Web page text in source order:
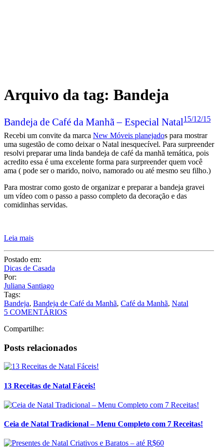
ama ( pode ser o marido, noivo, namorado ou até mesmo seu filho.)
um vídeo com o passo a passo completo da decoração e das
comidinhas servidas.
Leia mais
Dicas de Casada
Por:
Juliana Santiago
5 COMENTÁRIOS
Compartilhe:
Posts relacionados
13 Receitas de Natal Fáceis!
Ceia de Natal Tradicional – Menu Completo com 7 Receitas!
Presentes de Natal Criativos e Baratos – até R$60
Mesa Posta de Natal — Café, Almoço e Jantar